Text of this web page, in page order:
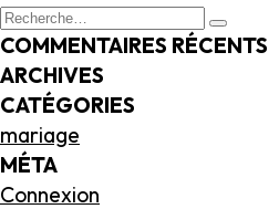
DE
L’ARTICLE
Recherche
pour
:
Recherche
COMMENTAIRES RÉCENTS
ARCHIVES
CATÉGORIES
mariage
MÉTA
Connexion